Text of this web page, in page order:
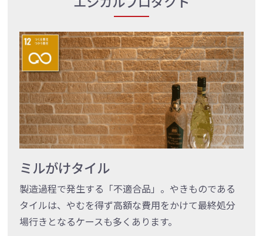
ミルがけタイル
製造過程で発生する「不適合品」。やきものである
タイルは、やむを得ず高額な費用をかけて最終処分
場行きとなるケースも多くあります。